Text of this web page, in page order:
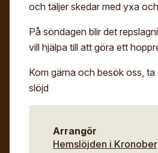
och täljer skedar med yxa
På söndagen blir det
vill hjälpa till att göra ett
Kom gärna och besök oss,
slöjd
Arrangör
Hemslöjden i